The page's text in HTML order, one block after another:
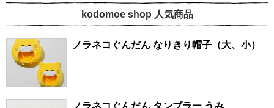
kodomoe shop 人気商品
ノラネコぐんだん なりきり帽子（大、小）
ノラネコぐんだん タンブラー うみ